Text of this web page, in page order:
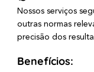
Nossos serviços
outras normas
precisão dos
Benefícios: